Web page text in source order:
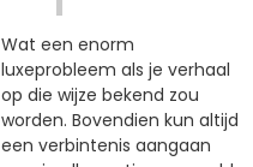
Wat een enorm
luxeprobleem als je verhaal
op die wijze bekend zou
worden. Bovendien kun altijd
een verbintenis aangaan